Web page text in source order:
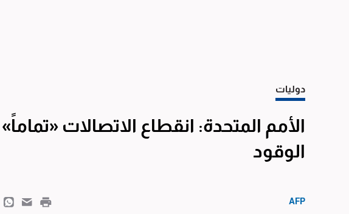
دوليات
الأمم المتحدة: انقطاع الاتصالات
الوقود
AFP